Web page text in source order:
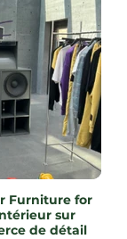
Furniture for
sur
de détail